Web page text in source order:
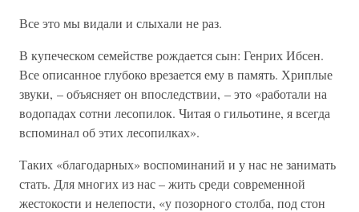
Все это мы видали и слыхали не раз.
В купеческом семействе рождается сын: Генрих Ибсен.
Все описанное глубоко врезается ему в память. Хриплые
звуки, – объясняет он впоследствии, – это «работали на
водопадах сотни лесопилок. Читая о гильотине, я всегда
вспоминал об этих лесопилках».
Таких «благодарных» воспоминаний и у нас не занимать
стать. Для многих из нас – жить среди современной
жестокости и нелепости, «у позорного столба, под стон